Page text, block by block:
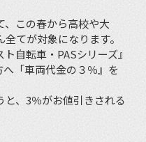
、この春から高校や大
てが対象になります。
自転車・PASシリーズ』
「車両代金の３％』を
、3％がお値引きされる